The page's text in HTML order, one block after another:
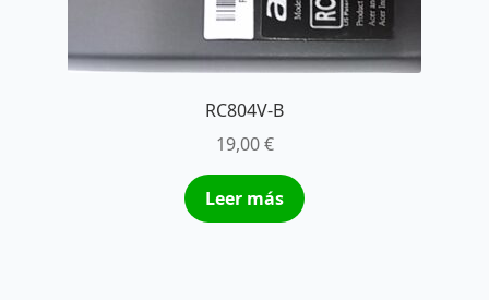
RC804V-B
19,00€
Leer más